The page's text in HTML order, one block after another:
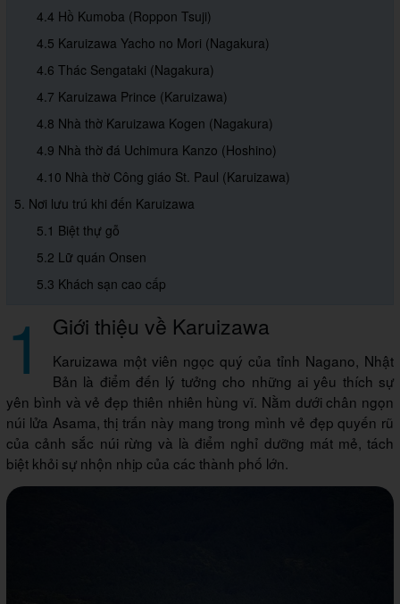
4.4 Hồ Kumoba (Roppon Tsuji)
4.5 Karuizawa Yacho no Mori (Nagakura)
4.6 Thác Sengataki (Nagakura)
4.7 Karuizawa Prince (Karuizawa)
4.8 Nhà thờ Karuizawa Kogen (Nagakura)
4.9 Nhà thờ đá Uchimura Kanzo (Hoshino)
4.10 Nhà thờ Công giáo St. Paul (Karuizawa)
5. Nơi lưu trú khi đến Karuizawa
5.1 Biệt thự gỗ
5.2 Lữ quán Onsen
5.3 Khách sạn cao cấp
1 Giới thiệu về Karuizawa
Karuizawa một viên ngọc quý của tỉnh Nagano, Nhật
Bản là điểm đến lý tưởng cho những ai yêu thích sự
yên bình và vẻ đẹp thiên nhiên hùng vĩ. Nằm dưới chân ngọn
núi lửa Asama, thị trấn này mang trong mình vẻ đẹp quyến rũ
của cảnh sắc núi rừng và là điểm nghỉ dưỡng mát mẻ, tách
biệt khỏi sự nhộn nhịp của các thành phố lớn.